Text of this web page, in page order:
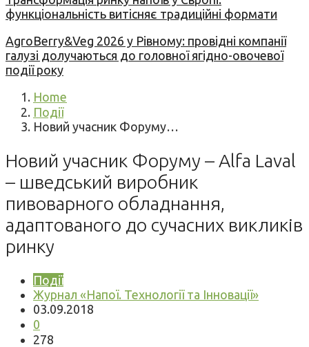
функціональність витісняє традиційні формати
AgroBerry&Veg 2026 у Рівному: провідні компанії
галузі долучаються до головної ягідно-овочевої
події року
Home
Події
Новий учасник Форуму…
Новий учасник Форуму – Alfa Laval
– шведський виробник
пивоварного обладнання,
адаптованого до сучасних викликів
ринку
Події
Журнал «Напої. Технології та Інновації»
03.09.2018
0
278